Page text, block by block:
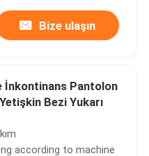
Bize ulaşın
İnkontinans Pantolon
Bezi Yukarı
according to machine